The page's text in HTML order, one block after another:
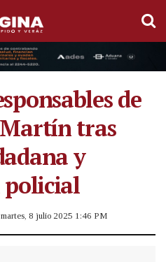
de
tras
y
policial
martes, 8 julio 2025 1:46 PM